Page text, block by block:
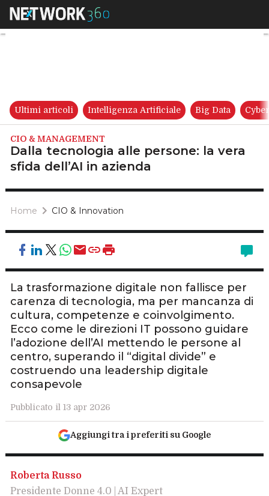
Dalla tecnologia alle
Ultimi articoli Intelligenza Artificiale Big Data
CIO & MANAGEMENT
Dalla tecnologia alle persone: la vera
sfida dell’AI in azienda
Home CIO & Innovation
La trasformazione digitale non fallisce per
carenza di tecnologia, ma per mancanza di
cultura, competenze e coinvolgimento.
Ecco come le direzioni IT possono guidare
l’adozione dell’AI mettendo le persone al
centro, superando il “digital divide” e
costruendo una leadership digitale
consapevole
Pubblicato il 13 apr 2026
Aggiungi tra i preferiti su Google
Roberta Russo
Presidente Donne 4.0 | AI Expert